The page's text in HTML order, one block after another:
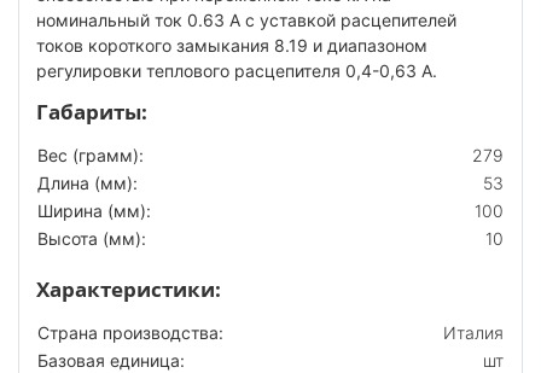
номинальный ток 0.63 А с уставкой расцепителей
токов короткого замыкания 8.19 и диапазоном
регулировки теплового расцепителя 0,4-0,63 А.
Габариты:
Вес (грамм):
279
Длина (мм):
53
Ширина (мм):
100
Высота (мм):
10
Характеристики:
Страна производства:
Италия
Базовая единица:
шт